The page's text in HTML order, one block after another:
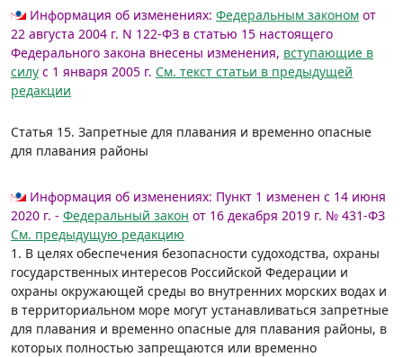
Информация об изменениях: Федеральным законом от
22 августа 2004 г. N 122-ФЗ в статью 15 настоящего
Федерального закона внесены изменения, вступающие в
силу с 1 января 2005 г. См. текст статьи в предыдущей
редакции
Статья 15. Запретные для плавания и временно опасные
для плавания районы
Информация об изменениях: Пункт 1 изменен с 14 июня
2020 г. - Федеральный закон от 16 декабря 2019 г. № 431-ФЗ
См. предыдущую редакцию
1. В целях обеспечения безопасности судоходства, охраны
государственных интересов Российской Федерации и
охраны окружающей среды во внутренних морских водах и
в территориальном море могут устанавливаться запретные
для плавания и временно опасные для плавания районы, в
которых полностью запрещаются или временно